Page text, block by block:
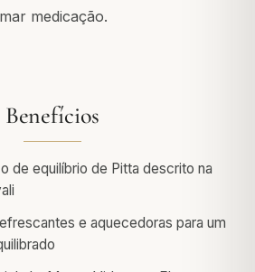
medicação.
Benefícios
de equilíbrio de Pitta descrito na
e aquecedoras para um